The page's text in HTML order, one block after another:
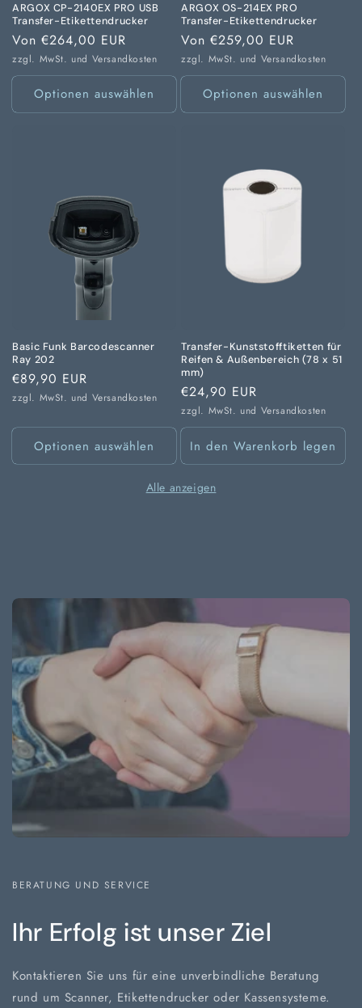
ARGOX CP-2140EX PRO USB
Transfer-Etikettendrucker
Normaler
Preis
Von €264,00 EUR
zzgl. MwSt. und Versandkosten
Optionen auswählen
ARGOX OS-214EX PRO
Transfer-Etikettendrucker
Normaler
Preis
Von €259,00 EUR
zzgl. MwSt. und Versandkosten
Optionen auswählen
Basic Funk Barcodescanner
Ray 202
Normaler
Preis
€89,90 EUR
zzgl. MwSt. und Versandkosten
Optionen auswählen
Transfer-Kunststofftiketten für
Reifen & Außenbereich (78 x 51
mm)
Normaler
Preis
€24,90 EUR
zzgl. MwSt. und Versandkosten
In den Warenkorb legen
Alle anzeigen
BERATUNG UND SERVICE
Ihr Erfolg ist unser Ziel
Kontaktieren Sie uns für eine unverbindliche Beratung
rund um Scanner, Etikettendrucker oder Kassensysteme.